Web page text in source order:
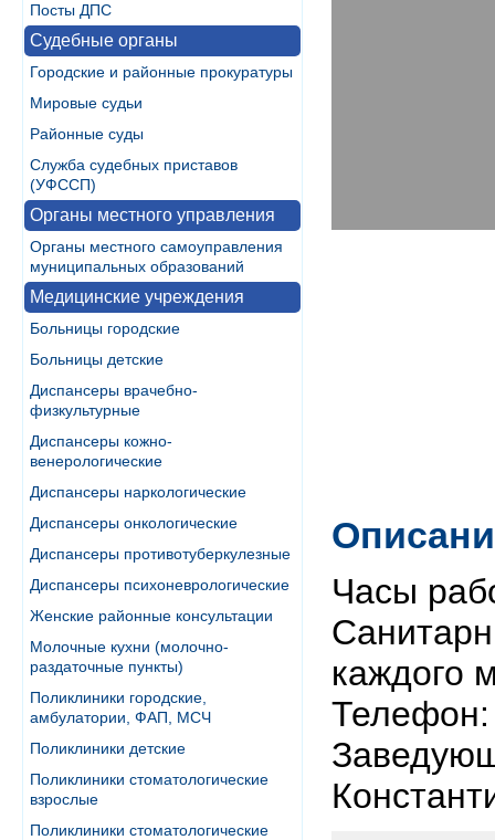
Посты ДПС
Судебные органы
Городские и районные прокуратуры
Мировые судьи
Районные суды
Служба судебных приставов
(УФССП)
Органы местного управления
Органы местного самоуправления
муниципальных образований
Медицинские учреждения
Больницы городские
Больницы детские
Диспансеры врачебно-
физкультурные
Диспансеры кожно-
венерологические
Диспансеры наркологические
Диспансеры онкологические
Диспансеры противотуберкулезные
Диспансеры психоневрологические
Женские районные консультации
Молочные кухни (молочно-
раздаточные пункты)
Поликлиники городские,
амбулатории, ФАП, МСЧ
Поликлиники детские
Поликлиники стоматологические
взрослые
Поликлиники стоматологические
Часы
каждого
Телефон: